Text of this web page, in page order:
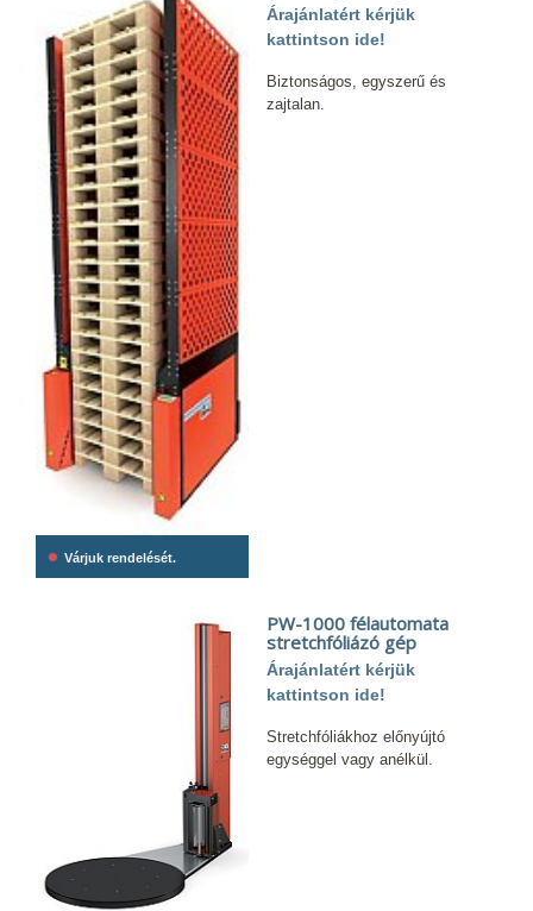
• Várjuk rendelését.
Árajánlatért kérjük
kattintson ide!
Biztonságos, egyszerű és
zajtalan.
PW-1000 félautomata
stretchfóliázó gép
Árajánlatért kérjük
kattintson ide!
Stretchfóliákhoz előnyújtó
egységgel vagy anélkül.